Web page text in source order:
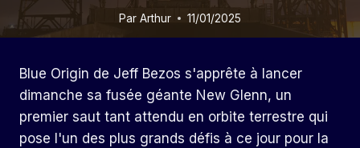
Par Arthur 11/01/2025
Blue Origin de Jeff Bezos s'apprête à lancer
dimanche sa fusée géante New Glenn, un
premier saut tant attendu en orbite terrestre qui
pose l'un des plus grands défis à ce jour pour la